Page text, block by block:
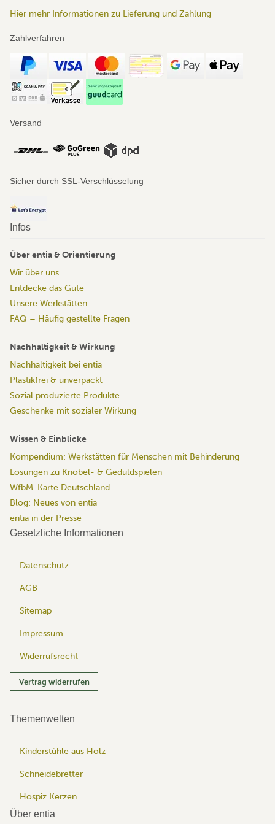
Hier mehr Informationen zu Lieferung und Zahlung
Zahlverfahren
Versand
Sicher durch SSL-Verschlüsselung
Infos
Über entia & Orientierung
Wir über uns
Entdecke das Gute
Unsere Werkstätten
FAQ – Häufig gestellte Fragen
Nachhaltigkeit & Wirkung
Nachhaltigkeit bei entia
Plastikfrei & unverpackt
Sozial produzierte Produkte
Geschenke mit sozialer Wirkung
Wissen & Einblicke
Kompendium: Werkstätten für Menschen mit Behinderung
Lösungen zu Knobel- & Geduldspielen
WfbM-Karte Deutschland
Blog: Neues von entia
entia in der Presse
Gesetzliche Informationen
Datenschutz
AGB
Sitemap
Impressum
Widerrufsrecht
Vertrag widerrufen
Themenwelten
Kinderstühle aus Holz
Schneidebretter
Hospiz Kerzen
Über entia